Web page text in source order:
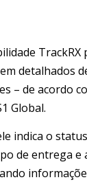
detalhados
– de acordo
Global.
indica o
de entrega e